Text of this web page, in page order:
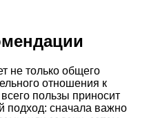
не только общего
отношения к
пользы приносит
подход: сначала важно